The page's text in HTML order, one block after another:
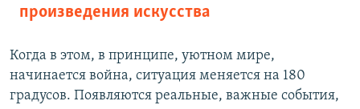
произведения искусства
Когда в этом, в принципе, уютном мире,
начинается война, ситуация меняется на 180
градусов. Появляются реальные, важные события,